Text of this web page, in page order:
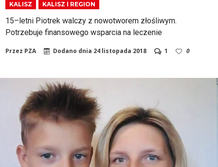
KALISZ KALISZ I REGION
15–letni Piotrek walczy z nowotworem złośliwym.
Potrzebuje finansowego wsparcia na leczenie
Przez PZA Dodano dnia 24 listopada 2018 1 0